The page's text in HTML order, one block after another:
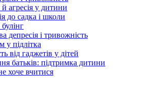
й агресія у дитини
до садка і школи
депресія і тривожність
у підлітка
від гаджетів у дітей
батьків: підтримка дитини
хоче вчитися